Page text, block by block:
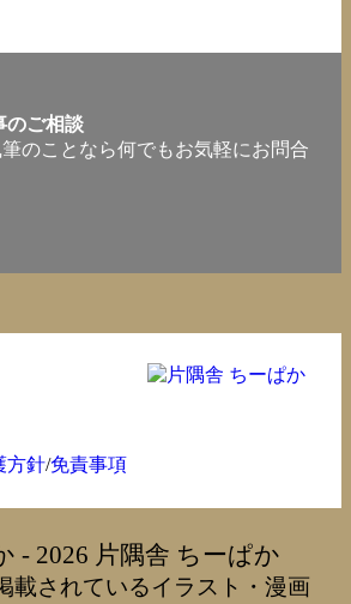
のご相談
のことなら何でもお気軽にお問合
方針/免責事項
- 2026 片隅舎 ちーぱか
載されているイラスト・漫画